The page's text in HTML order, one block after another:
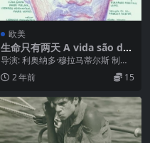
欧美
生命只有两天 A vida são doi
s dias (2022)
导演: 利奥纳多·穆拉马蒂尔斯 制片
国家/地区: 巴西 语言: 葡萄牙语 上
映日...2 年前 15